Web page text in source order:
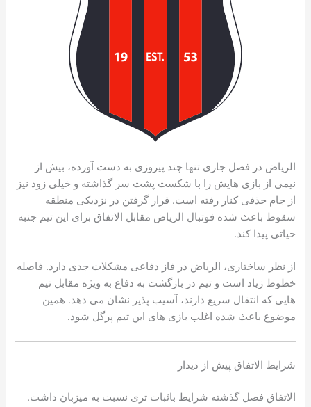
الریاض در فصل جاری تنها چند پیروزی به دست آورده، بیش از
نیمی از بازی هایش را با شکست پشت سر گذاشته و خیلی زود نیز
از جام حذفی کنار رفته است. قرار گرفتن در نزدیکی منطقه
سقوط باعث شده فوتبال الریاض مقابل الاتفاق برای این تیم جنبه
حیاتی پیدا کند.
از نظر ساختاری، الریاض در فاز دفاعی مشکلات جدی دارد. فاصله
خطوط زیاد است و تیم در بازگشت به دفاع به ویژه مقابل تیم
هایی که انتقال سریع دارند، آسیب پذیر نشان می دهد. همین
موضوع باعث شده اغلب بازی های این تیم پرگل شود.
شرایط الاتفاق پیش از دیدار
الاتفاق فصل گذشته شرایط باثبات تری نسبت به میزبان داشت.